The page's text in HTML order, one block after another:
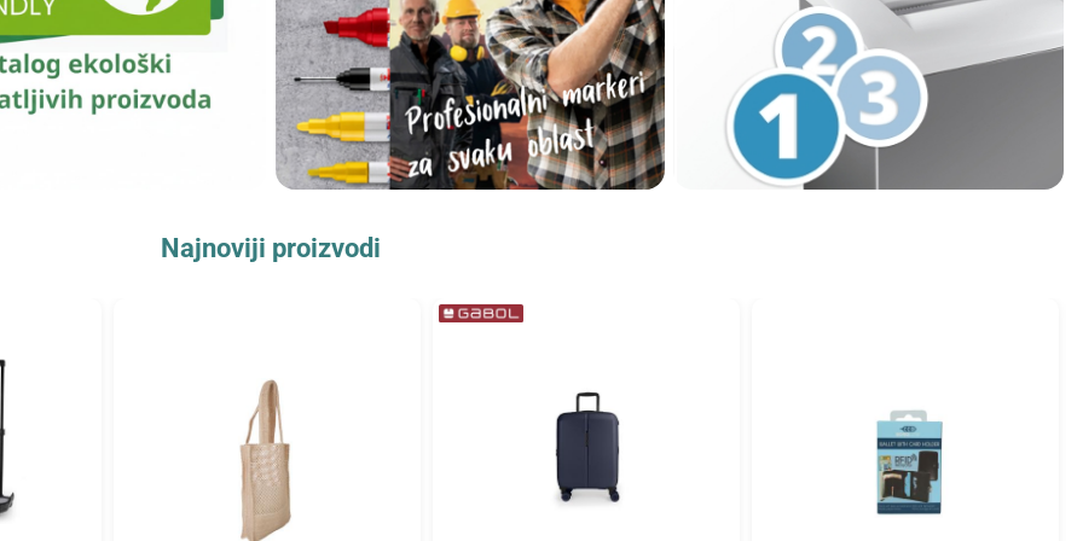
Najnoviji proizvodi